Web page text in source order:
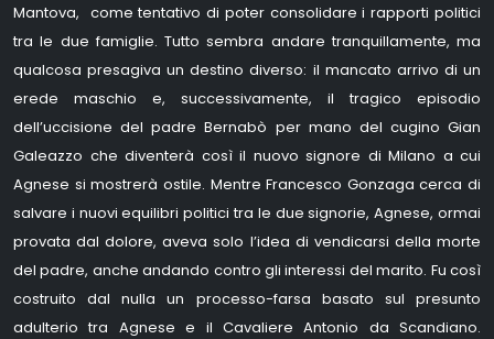
Mantova, come tentativo di poter consolidare i rapporti politici
tra le due famiglie. Tutto sembra andare tranquillamente, ma
qualcosa presagiva un destino diverso: il mancato arrivo di un
erede maschio e, successivamente, il tragico episodio
dell’uccisione del padre Bernabò per mano del cugino Gian
Galeazzo che diventerà così il nuovo signore di Milano a cui
Agnese si mostrerà ostile. Mentre Francesco Gonzaga cerca di
salvare i nuovi equilibri politici tra le due signorie, Agnese, ormai
provata dal dolore, aveva solo l’idea di vendicarsi della morte
del padre, anche andando contro gli interessi del marito. Fu così
costruito dal nulla un processo-farsa basato sul presunto
adulterio tra Agnese e il Cavaliere Antonio da Scandiano.